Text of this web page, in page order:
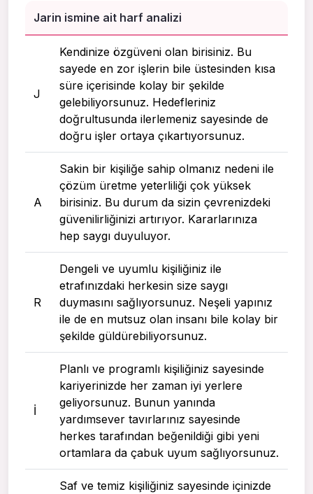
Jarin ismine ait harf analizi
J
Kendinize özgüveni olan birisiniz. Bu
sayede en zor işlerin bile üstesinden kısa
süre içerisinde kolay bir şekilde
gelebiliyorsunuz. Hedefleriniz
doğrultusunda ilerlemeniz sayesinde de
doğru işler ortaya çıkartıyorsunuz.
A
Sakin bir kişiliğe sahip olmanız nedeni ile
çözüm üretme yeterliliği çok yüksek
birisiniz. Bu durum da sizin çevrenizdeki
güvenilirliğinizi artırıyor. Kararlarınıza
hep saygı duyuluyor.
R
Dengeli ve uyumlu kişiliğiniz ile
etrafınızdaki herkesin size saygı
duymasını sağlıyorsunuz. Neşeli yapınız
ile de en mutsuz olan insanı bile kolay bir
şekilde güldürebiliyorsunuz.
I
Planlı ve programlı kişiliğiniz sayesinde
kariyerinizde her zaman iyi yerlere
geliyorsunuz. Bunun yanında
yardımsever tavırlarınız sayesinde
herkes tarafından beğenildiği gibi yeni
ortamlara da çabuk uyum sağlıyorsunuz.
Saf ve temiz kişiliğiniz sayesinde içinizde